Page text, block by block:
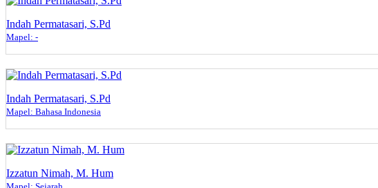
Indah Permatasari, S.Pd
Mapel: -
Indah Permatasari, S.Pd
Mapel: Bahasa Indonesia
Izzatun Nimah, M. Hum